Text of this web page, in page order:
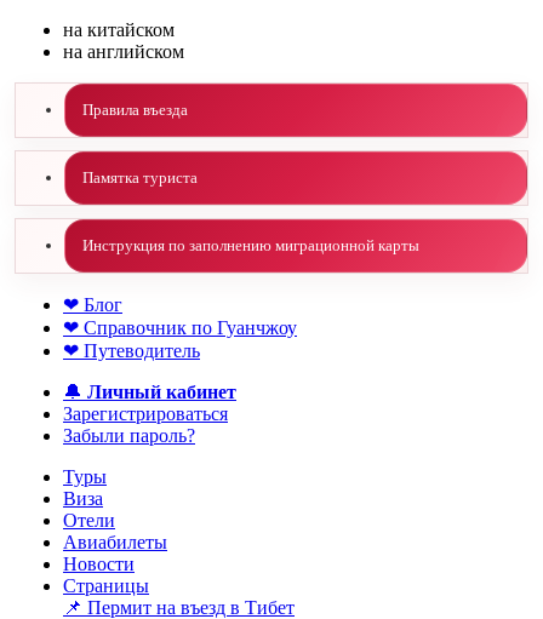
на китайском
на английском
Правила въезда
Памятка туриста
Инструкция по заполнению миграционной карты
❤ Блог
❤ Справочник по Гуанчжоу
❤ Путеводитель
🔔 Личный кабинет
Зарегистрироваться
Забыли пароль?
Туры
Виза
Отели
Авиабилеты
Новости
Страницы
📌 Пермит на въезд в Тибет